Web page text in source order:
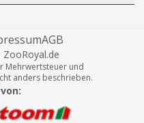
AGB
Mehrwertsteuer und
anders beschrieben.